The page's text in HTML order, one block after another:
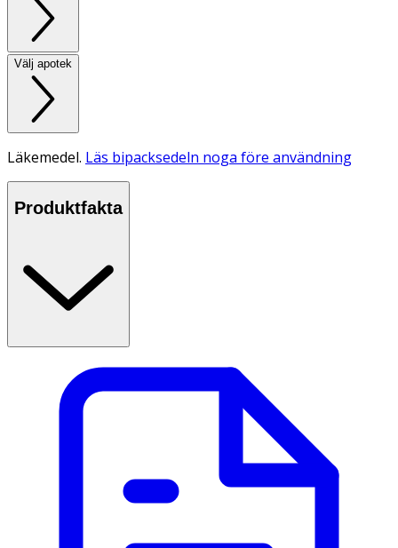
Välj apotek
Läkemedel. Läs bipacksedeln noga före användning
Produktfakta